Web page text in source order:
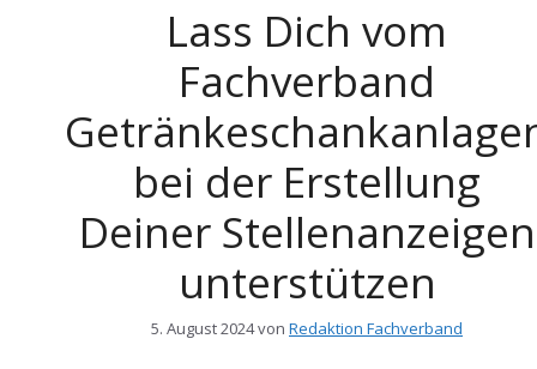
Lass Dich vom
Fachverband
bei der Erstellung
Deiner Stellenanzeigen
unterstützen
5. August 2024von Redaktion Fachverband